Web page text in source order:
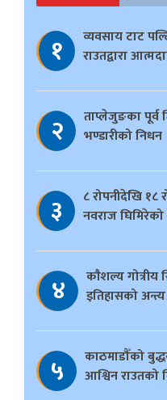
१
व्यवसाय टाट
राउतद्वारा
२
ताप्लेजुङका पूर्व
भण्डारीको निधन
३
८ रोपनीदेखि १८
नवराज घिमिरेको
४
काैशल्य गोत्रीय
इतिहासको अन्त्य
५
काठमाडौँको
आश्विन राउतको